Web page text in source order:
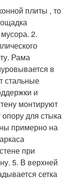
плиты , то
2.
Рама
в
стальные
и
монтируют
для стыка
примерно на
при
5. В верхней
сетка